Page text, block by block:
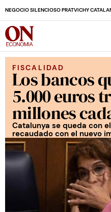
NEGOCIO SILENCIOSO PRATVICHY
FISCALIDAD
Los bancos
5.000 euros
millones
Catalunya se queda con
recaudado con el nuevo